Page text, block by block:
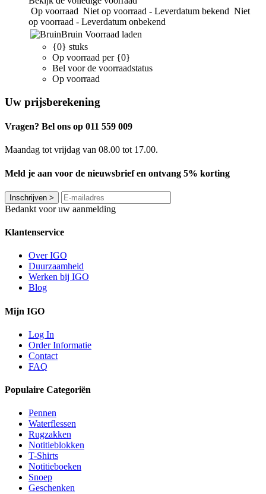
Op voorraad Niet op voorraad - Leverdatum bekend Niet
op voorraad - Leverdatum onbekend
Bruin Voorraad laden
{0} stuks
Op voorraad per {0}
Bel voor de voorraadstatus
Op voorraad
Uw prijsberekening
Vragen? Bel ons op 011 559 009
Maandag tot vrijdag van 08.00 tot 17.00.
Meld je aan voor de nieuwsbrief en ontvang 5% korting
Inschrijven >
Bedankt voor uw aanmelding
Klantenservice
Over IGO
Duurzaamheid
Werken bij IGO
Blog
Mijn IGO
Log In
Order Informatie
Contact
FAQ
Populaire Categoriën
Pennen
Waterflessen
Rugzakken
Notitieblokken
T-Shirts
Notitieboeken
Snoep
Geschenken